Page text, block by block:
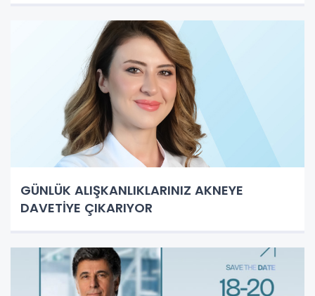
GÜNLÜK ALIŞKANLIKLARINIZ AKNEYE
DAVETİYE ÇIKARIYOR